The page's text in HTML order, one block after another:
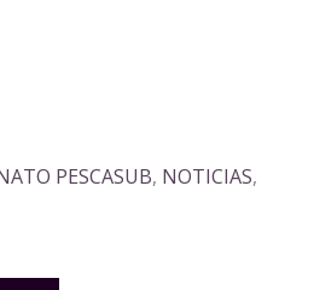
PESCASUB, NOTICIAS,